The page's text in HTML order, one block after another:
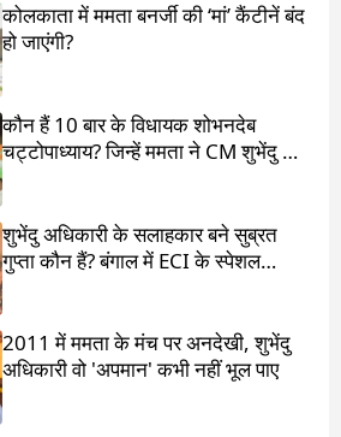
कोलकाता में ममता बनर्जी की ‘मां’ कैंटीनें बंद
हो जाएंगी?
कौन हैं 10 बार के विधायक शोभनदेब
चट्टोपाध्याय? जिन्हें ममता ने CM शुभेंदु के
सामने खड़ा किया
शुभेंदु अधिकारी के सलाहकार बने सुब्रत
गुप्ता कौन हैं? बंगाल में ECI के स्पेशल
ऑब्जर्वर थे
2011 में ममता के मंच पर अनदेखी, शुभेंदु
अधिकारी वो 'अपमान' कभी नहीं भूल पाए